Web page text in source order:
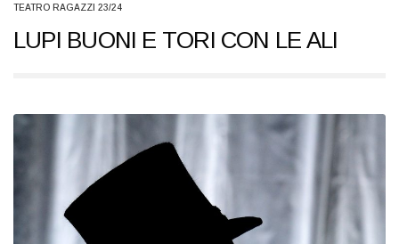
TEATRO RAGAZZI 23/24
LUPI BUONI E TORI CON LE ALI